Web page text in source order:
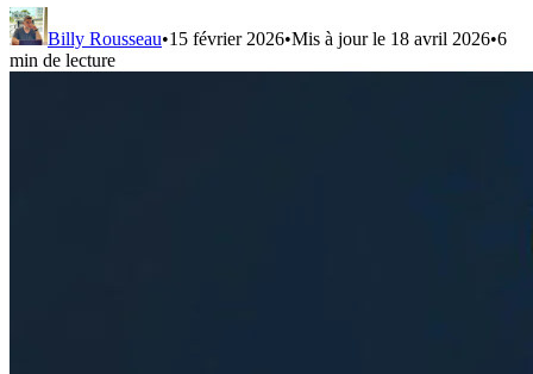
Billy Rousseau•15 février 2026•Mis à jour le 18 avril 2026•6
min de lecture